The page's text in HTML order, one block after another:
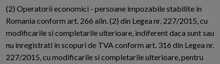
(2) Operatorii economici - persoane impozabile stabilite in
Romania conform art. 266 alin. (2) din Legea nr. 227/2015, cu
modificarile si completarile ulterioare, indiferent daca sunt sau
nu inregistrati in scopuri de TVA conform art. 316 din Legea nr.
227/2015, cu modificarile si completarile ulterioare, pentru